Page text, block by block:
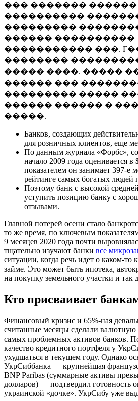
��� ������� ������
����������
���������
������ ����������
����������� ���.
��������
����� ����. �����
������ ���
��������� �����
������ ������ �
�����.
Банков, создающих
для розничных клиентов, еще
По данным журнала «Форбс»,
начало 2009 года оценивается
показателем он занимает 397-е
рейтинге самых богатых людей
Поэтому банк с высокой
уступить позицию банку с
отзывами.
Главной потерей осени стало
то же время, по ключевым
9 месяцев 2020 года почти
тщательно изучают банки все
ситуации, когда речь идет о каком-
займе. Это может быть ипотека,
на покупку земельного участки и так
Кто присваивает
Финансовый кризис и 65%-ная
считанные месяцы сделали
самых проблемных активов банков.
качество кредитного портфеля у
ухудшаться в текущем году. Однако
УкрСиббанка — крупнейшая
BNP Paribas (суммарные активы
долларов) — подтвердил готовность
украинской «дочке». УкрСибу уже